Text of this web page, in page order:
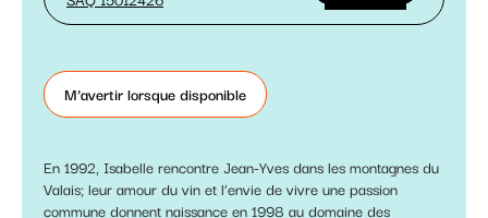
M'avertir lorsque disponible
En 1992, Isabelle rencontre Jean-Yves dans les montagnes du
Valais; leur amour du vin et l’envie de vivre une passion
commune donnent naissance en 1998 au domaine des